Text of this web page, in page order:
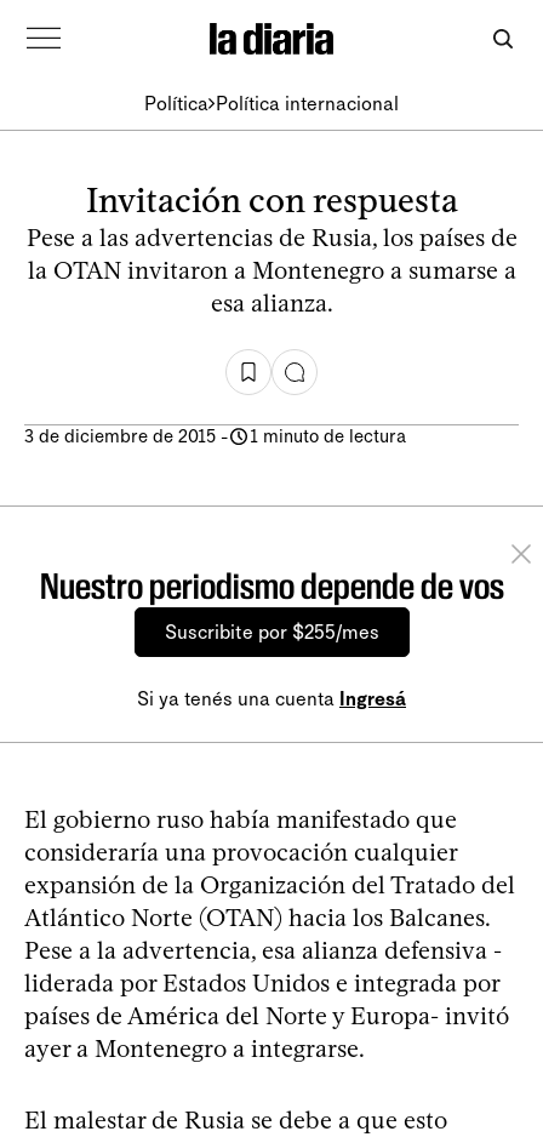
Política Política internacional
Invitación con respuesta
Pese a las advertencias de Rusia, los países de
la OTAN invitaron a Montenegro a sumarse a
esa alianza.
3 de diciembre de 2015 - 1 minuto de lectura
Nuestro periodismo depende de vos
Suscribite por $255/mes
Si ya tenés una cuenta Ingresá
El gobierno ruso había manifestado que
consideraría una provocación cualquier
expansión de la Organización del Tratado del
Atlántico Norte (OTAN) hacia los Balcanes.
Pese a la advertencia, esa alianza defensiva -
liderada por Estados Unidos e integrada por
países de América del Norte y Europa- invitó
ayer a Montenegro a integrarse.
El malestar de Rusia se debe a que esto